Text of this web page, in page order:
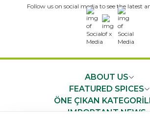
Follow us on social media to see the latest
x
ABOUT US
FEATURED SPICES
ÖNE ÇIKAN
IMPORTANT NEWS